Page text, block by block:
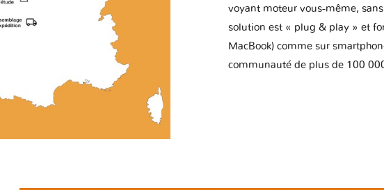
voyant moteur vous-même,
solution est « plug & play » et
MacBook) comme sur
communauté de plus de 100